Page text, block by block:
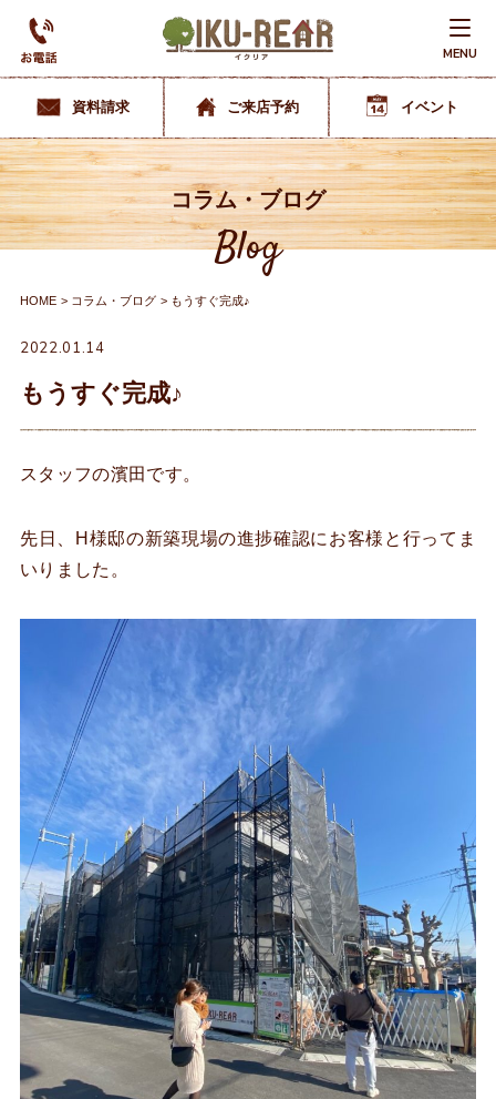
MENU
資料請求 ご来店予約 イベント
コラム・ブログ
Blog
HOME コラム・ブログ もうすぐ完成♪
2022.01.14
もうすぐ完成♪
スタッフの濱田です。
先日、H様邸の新築現場の進捗確認にお客様と行ってま
いりました。